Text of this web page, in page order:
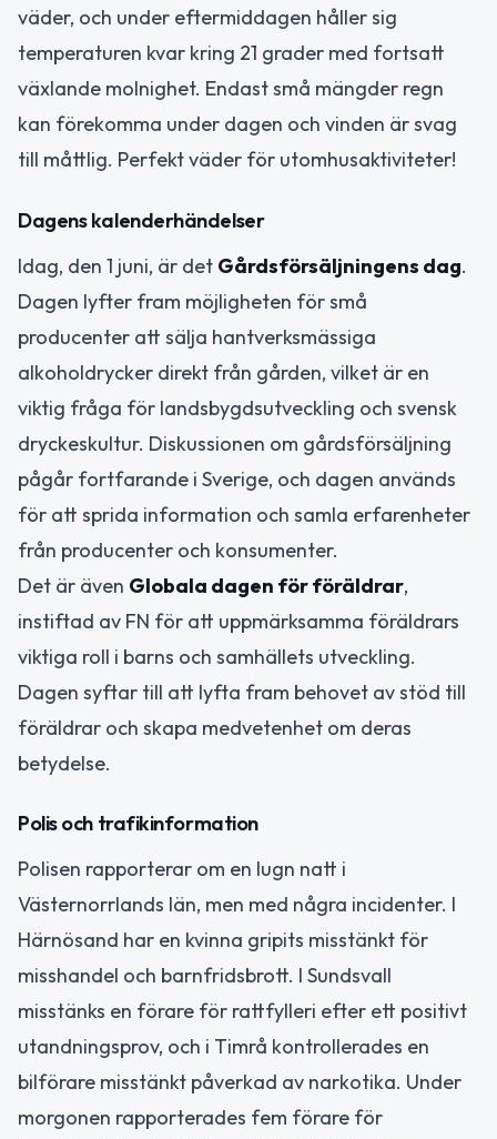
väder, och under eftermiddagen håller sig
temperaturen kvar kring 21 grader med fortsatt
växlande molnighet. Endast små mängder regn
kan förekomma under dagen och vinden är svag
till måttlig. Perfekt väder för utomhusaktiviteter!
Dagens kalenderhändelser
Idag, den 1 juni, är det Gårdsförsäljningens dag.
Dagen lyfter fram möjligheten för små
producenter att sälja hantverksmässiga
alkoholdrycker direkt från gården, vilket är en
viktig fråga för landsbygdsutveckling och svensk
dryckeskultur. Diskussionen om gårdsförsäljning
pågår fortfarande i Sverige, och dagen används
för att sprida information och samla erfarenheter
från producenter och konsumenter.
Det är även Globala dagen för föräldrar,
instiftad av FN för att uppmärksamma föräldrars
viktiga roll i barns och samhällets utveckling.
Dagen syftar till att lyfta fram behovet av stöd till
föräldrar och skapa medvetenhet om deras
betydelse.
Polis och trafikinformation
Polisen rapporterar om en lugn natt i
Västernorrlands län, men med några incidenter. I
Härnösand har en kvinna gripits misstänkt för
misshandel och barnfridsbrott. I Sundsvall
misstänks en förare för rattfylleri efter ett positivt
utandningsprov, och i Timrå kontrollerades en
bilförare misstänkt påverkad av narkotika. Under
morgonen rapporterades fem förare för